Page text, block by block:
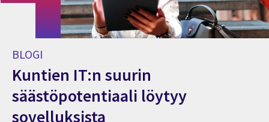
BLOGI
Kuntien IT:n suurin
säästöpotentiaali löytyy
sovelluksista